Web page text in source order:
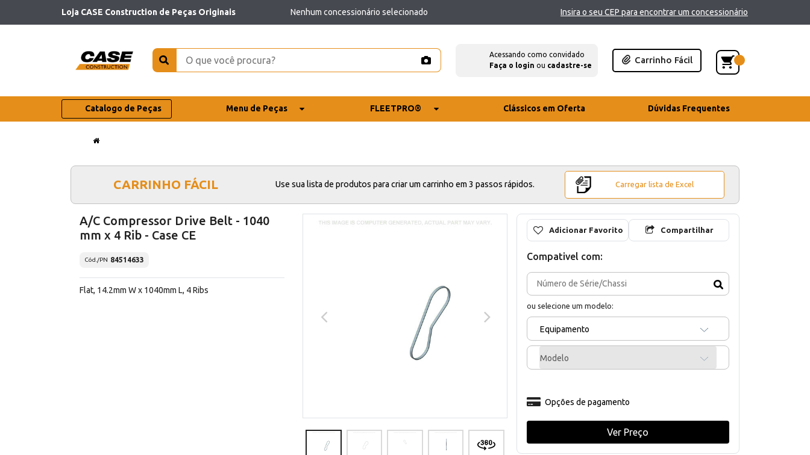
Loja CASE Construction de Peças Originais Nenhum concessionário selecionado Insira o seu CEP para encontrar um concessionário
Acessando como convidado
Faça o login ou cadastre-se
Carrinho Fácil
Catalogo de Peças Menu de Peças FLEETPRO® Clássicos em Oferta Dúvidas Frequentes
CARRINHO FÁCIL Use sua lista de produtos para criar um carrinho em 3 passos rápidos. Carregar lista de Excel
A/C Compressor Drive Belt - 1040
mm x 4 Rib - Case CE
Cód./PN 84514633
Flat, 14.2mm W x 1040mm L, 4 Ribs
Adicionar Favorito Compartilhar
Compativel com:
ou selecione um modelo:
Equipamento
Modelo
Opções de pagamento
Ver Preço